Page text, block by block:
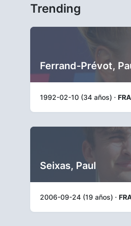
Trending
Ferrand-Prévot,
1992-02-10 (34 años) · FRA
Seixas, Paul
2006-09-24 (19 años) ·